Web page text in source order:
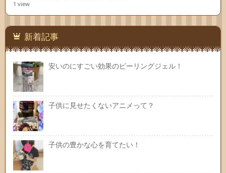
1 view
新着記事
安いのにすごい効果のピーリングジェル！
子供に見せたくないアニメって？
子供の豊かな心を育てたい！